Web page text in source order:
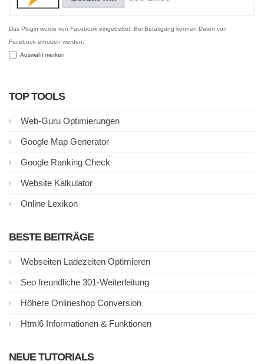
Das Plugin wurde von Facebook eingebettet. Bei Betätigung können Daten von
Facebook erhoben werden.
Auswahl merken
TOP TOOLS
Web-Guru Optimierungen
Google Map Generator
Google Ranking Check
Website Kalkulator
Online Lexikon
BESTE BEITRÄGE
Webseiten Ladezeiten Optimieren
Seo freundliche 301-Weiterleitung
Höhere Onlineshop Conversion
Html6 Informationen & Funktionen
NEUE TUTORIALS